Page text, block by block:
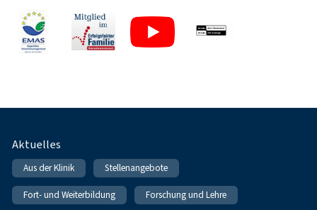
Fußnavigation
Aktuelles
Aus der Klinik Stellenangebote
Fort- und Weiterbildung Forschung und Lehre